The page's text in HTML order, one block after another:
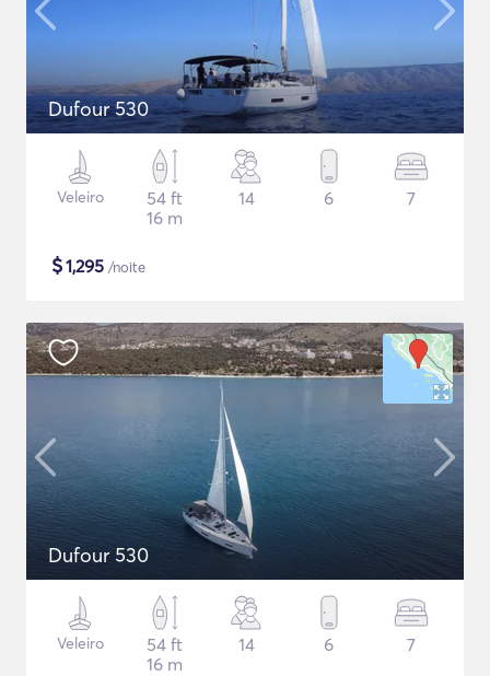
Dufour 530
Veleiro
54 ft
16 m
14 6 7
$1,295 /noite
Dufour 530
Veleiro
54 ft
16 m
14 6 7